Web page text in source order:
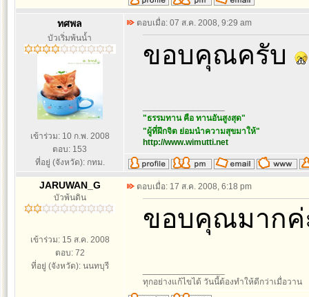
ทศพล
บัวเริ่มพ้นน้ำ
เข้าร่วม: 10 ก.พ. 2008
ตอบ: 153
ที่อยู่ (จังหวัด): กทม.
ตอบเมื่อ: 07 ส.ค. 2008, 9:29 am
ขอบคุณครับ
"ธรรมทาน คือ ทานอันสูงสุด"
"ผู้ที่ฝึกจิต ย่อมนำความสุขมาให้"
http://www.wimutti.net
JARUWAN_G
บัวพ้นดิน
เข้าร่วม: 15 ส.ค. 2008
ตอบ: 72
ที่อยู่ (จังหวัด): นนทบุรี
ตอบเมื่อ: 17 ส.ค. 2008, 6:18 pm
ขอบคุณมากค่
ทุกอย่างแก้ไขได้ วันนี้ต้องทำให้ดีกว่าเมื่อวาน